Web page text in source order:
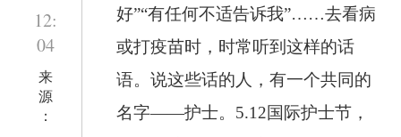
12:
04
来
源
：
好”“有任何不适告诉我”……去看病
或打疫苗时，时常听到这样的话
语。说这些话的人，有一个共同的
名字——护士。5.12国际护士节，